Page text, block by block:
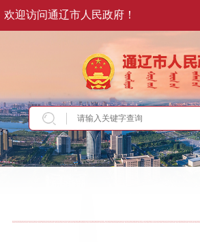
欢迎访问通辽市人民政府！
当前位置：首页>新闻资讯>通知